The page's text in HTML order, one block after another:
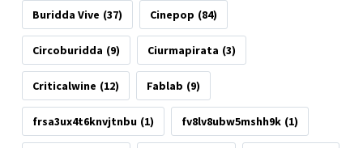
Buridda Vive (37) Cinepop (84)
Circoburidda (9) Ciurmapirata (3)
Criticalwine (12) Fablab (9)
frsa3ux4t6knvjtnbu (1) fv8lv8ubw5mshh9k (1)